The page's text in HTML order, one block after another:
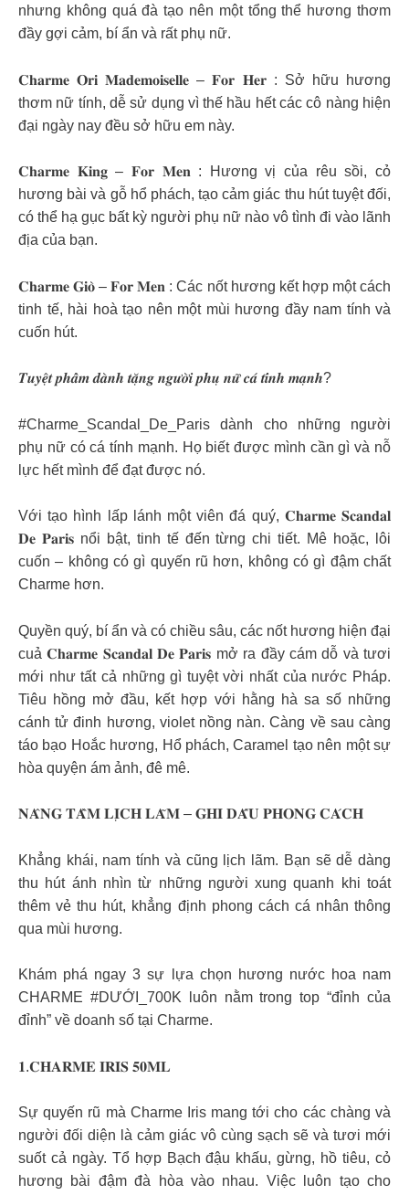
nhưng không quá đà tạo nên một tổng thể hương thơm
đầy gợi cảm, bí ẩn và rất phụ nữ.
𝐂𝐡𝐚𝐫𝐦𝐞 𝐎𝐫𝐢 𝐌𝐚𝐝𝐞𝐦𝐨𝐢𝐬𝐞𝐥𝐥𝐞 – 𝐅𝐨𝐫 𝐇𝐞𝐫 : Sở hữu hương
thơm nữ tính, dễ sử dụng vì thế hầu hết các cô nàng hiện
đại ngày nay đều sở hữu em này.
𝐂𝐡𝐚𝐫𝐦𝐞 𝐊𝐢𝐧𝐠 – 𝐅𝐨𝐫 𝐌𝐞𝐧 : Hương vị của rêu sồi, cỏ
hương bài và gỗ hổ phách, tạo cảm giác thu hút tuyệt đối,
có thể hạ gục bất kỳ người phụ nữ nào vô tình đi vào lãnh
địa của bạn.
𝐂𝐡𝐚𝐫𝐦𝐞 𝐆𝐢𝐨̀ – 𝐅𝐨𝐫 𝐌𝐞𝐧 : Các nốt hương kết hợp một cách
tinh tế, hài hoà tạo nên một mùi hương đầy nam tính và
cuốn hút.
𝑻𝒖𝒚𝒆̣̂𝒕 𝒑𝒉𝒂̂̉𝒎 𝒅𝒂̀𝒏𝒉 𝒕𝒂̣̆𝒏𝒈 𝒏𝒈𝒖̛𝒐̛̀𝒊 𝒑𝒉𝒖̣ 𝒏𝒖̛̃ 𝒄𝒂́ 𝒕𝒊́𝒏𝒉 𝒎𝒂̣𝒏𝒉?
#Charme_Scandal_De_Paris dành cho những người
phụ nữ có cá tính mạnh. Họ biết được mình cần gì và nỗ
lực hết mình để đạt được nó.
Với tạo hình lấp lánh một viên đá quý, 𝐂𝐡𝐚𝐫𝐦𝐞 𝐒𝐜𝐚𝐧𝐝𝐚𝐥
𝐃𝐞 𝐏𝐚𝐫𝐢𝐬 nổi bật, tinh tế đến từng chi tiết. Mê hoặc, lôi
cuốn – không có gì quyến rũ hơn, không có gì đậm chất
Charme hơn.
Quyền quý, bí ẩn và có chiều sâu, các nốt hương hiện đại
cuả 𝐂𝐡𝐚𝐫𝐦𝐞 𝐒𝐜𝐚𝐧𝐝𝐚𝐥 𝐃𝐞 𝐏𝐚𝐫𝐢𝐬 mở ra đầy cám dỗ và tươi
mới như tất cả những gì tuyệt vời nhất của nước Pháp.
Tiêu hồng mở đầu, kết hợp với hằng hà sa số những
cánh tử đinh hương, violet nồng nàn. Càng về sau càng
táo bạo Hoắc hương, Hổ phách, Caramel tạo nên một sự
hòa quyện ám ảnh, đê mê.
𝐍𝐀̂𝐍𝐆 𝐓𝐀̂̀𝐌 𝐋𝐈̣𝐂𝐇 𝐋𝐀̃𝐌 – 𝐆𝐇𝐈 𝐃𝐀̂́𝐔 𝐏𝐇𝐎𝐍𝐆 𝐂𝐀́𝐂𝐇
Khẳng khái, nam tính và cũng lịch lãm. Bạn sẽ dễ dàng
thu hút ánh nhìn từ những người xung quanh khi toát
thêm vẻ thu hút, khẳng định phong cách cá nhân thông
qua mùi hương.
Khám phá ngay 3 sự lựa chọn hương nước hoa nam
CHARME #DƯỚI_700K luôn nằm trong top “đỉnh của
đỉnh” về doanh số tại Charme.
𝟏.𝐂𝐇𝐀𝐑𝐌𝐄 𝐈𝐑𝐈𝐒 𝟓𝟎𝐌𝐋
Sự quyến rũ mà Charme Iris mang tới cho các chàng và
người đối diện là cảm giác vô cùng sạch sẽ và tươi mới
suốt cả ngày. Tổ hợp Bạch đậu khấu, gừng, hồ tiêu, cỏ
hương bài đậm đà hòa vào nhau. Việc luôn tạo cho